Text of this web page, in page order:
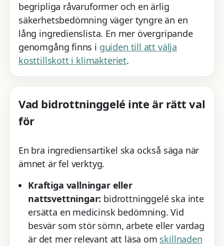
begripliga råvaruformer och en ärlig
säkerhetsbedömning väger tyngre än en
lång ingredienslista. En mer övergripande
genomgång finns i guiden till att välja
kosttillskott i klimakteriet.
Vad bidrottninggelé inte är rätt val
för
En bra ingrediensartikel ska också säga när
ämnet är fel verktyg.
Kraftiga vallningar eller
nattsvettningar: bidrottninggelé ska inte
ersätta en medicinsk bedömning. Vid
besvär som stör sömn, arbete eller vardag
är det mer relevant att läsa om skillnaden